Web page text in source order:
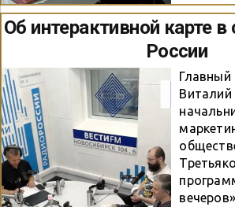
Об интерактивной карте
России